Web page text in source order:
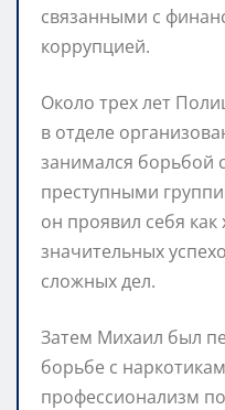
связанными с
коррупцией.
Около трех лет
в отделе
занимался борьбой
преступными
он проявил себя
значительных
сложных дел.
Затем Михаил был
борьбе с
профессионализм